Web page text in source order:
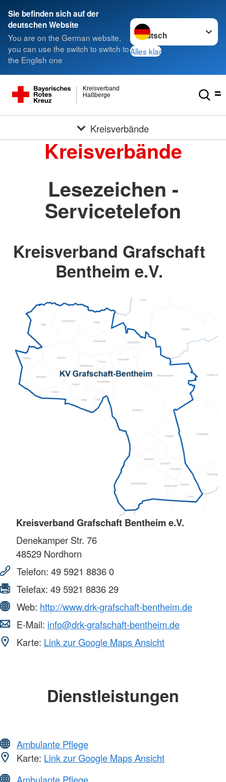
Sie befinden sich auf der
deutschen Website
You are on the German website,
you can use the switch to switch to
the English one
Sprache wechseln zu
Alles klar
Haßberge
Kreisverband
Kreisverbände
Kreisverbände
Lesezeichen -
Servicetelefon
Kreisverband Grafschaft
Bentheim e.V.
Kreisverband Grafschaft Bentheim e.V.
Denekamper Str. 76
48529 Nordhorn
Telefon: 49 5921 8836 0
Telefax: 49 5921 8836 29
Web: http://www.drk-grafschaft-bentheim.de
E-Mail: info@drk-grafschaft-bentheim.de
Karte: Link zur Google Maps Ansicht
Dienstleistungen
Ambulante Pflege
Karte: Link zur Google Maps Ansicht